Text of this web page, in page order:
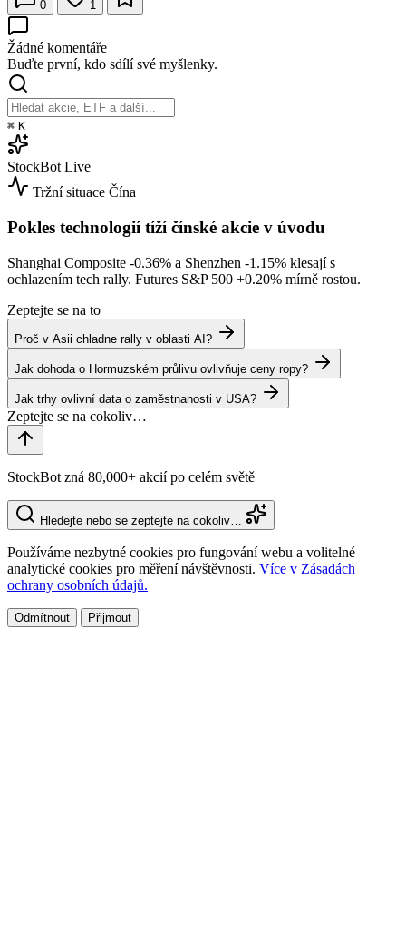
0 1
Žádné komentáře
Buďte první, kdo sdílí své myšlenky.
⌘ K
StockBot Live
Tržní situace Čína
Pokles technologií tíží čínské akcie v úvodu
Shanghai Composite -0.36% a Shenzhen -1.15% klesají s
ochlazením tech rally. Futures S&P 500 +0.20% mírně rostou.
Zeptejte se na to
Proč v Asii chladne rally v oblasti AI?
Jak dohoda o Hormuzském průlivu ovlivňuje ceny ropy?
Jak trhy ovlivní data o zaměstnanosti v USA?
StockBot zná 80,000+ akcií po celém světě
Hledejte nebo se zeptejte na cokoliv…
Používáme nezbytné cookies pro fungování webu a volitelné
analytické cookies pro měření návštěvnosti. Více v Zásadách
ochrany osobních údajů.
Odmítnout Přijmout